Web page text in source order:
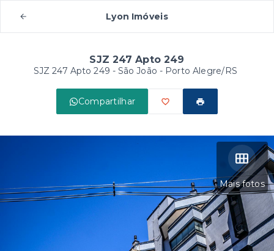
Lyon Imóveis
SJZ 247 Apto 249
SJZ 247 Apto 249 - São João - Porto Alegre/RS
Compartilhar
Mais fotos